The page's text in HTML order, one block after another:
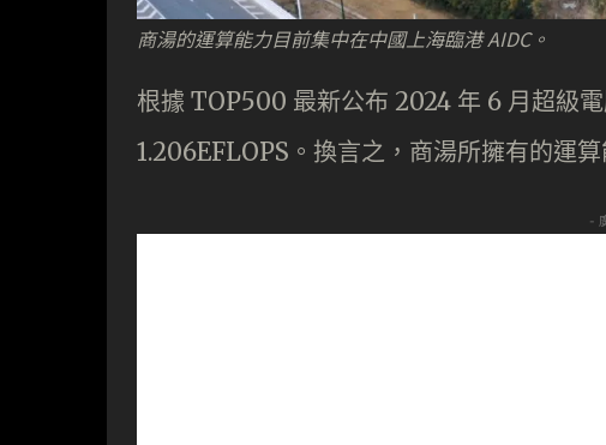
商湯的運算能力目前集中在中國上海臨港 AIDC。
根據 TOP500 最新公布 2024 年 6 月超級
1.206EFLOPS。換言之，商湯所擁有的運
-